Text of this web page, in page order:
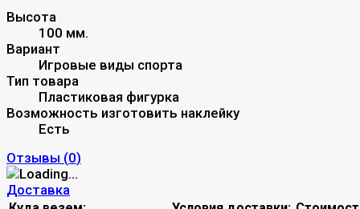
Высота
100 мм.
Вариант
Игровые виды спорта
Тип товара
Пластиковая фигурка
Возможность изготовить наклейку
Есть
Отзывы (0)
Доставка